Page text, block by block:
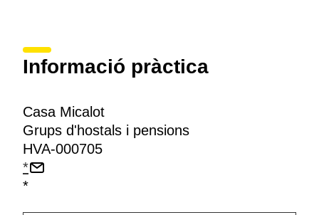
Informació pràctica
Casa Micalot
Grups d'hostals i pensions
HVA-000705
*
*